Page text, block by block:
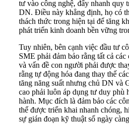
tư vào công nghệ, đẩy nhanh quy
DN. Điều này khẳng định, họ có
thách thức trong hiện tại để tăng
phát triển kinh doanh bền vững
Tuy nhiên, bên cạnh việc đầu tư
SME phải đảm bảo rằng tất cả
và vấn đề con người phải được
rằng tự động hóa đang thay thế
tăng năng suất nhưng chủ DN và
cao phải luôn áp dụng tư duy phù
hành. Mục đích là đảm bảo các
thể được triển khai nhanh chóng,
sự gián đoạn kỹ thuật số ngày